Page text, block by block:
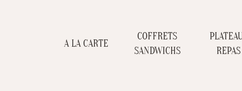
A LA CARTE
COFFRETS
SANDWICHS
REPAS